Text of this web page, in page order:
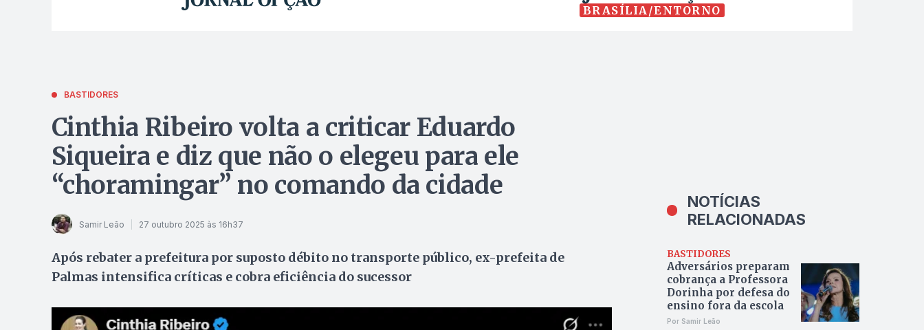
BRASÍLIA/ENTORNO
BASTIDORES
Cinthia Ribeiro volta a criticar Eduardo
Siqueira e diz que não o elegeu para ele
“choramingar” no comando da cidade
Samir Leão 27 outubro 2025 às 16h37
Após rebater a prefeitura por suposto débito no transporte público, ex-prefeita de
Palmas intensifica críticas e cobra eficiência do sucessor
NOTÍCIAS
RELACIONADAS
BASTIDORES
Adversários preparam
cobrança a Professora
Dorinha por defesa do
ensino fora da escola
Por Samir Leão